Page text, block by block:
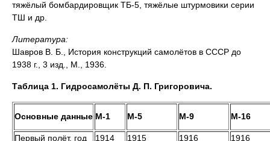
тяжёлый бомбардировщик ТБ-5, тяжёлые штурмовики серии
ТШ и др.
Литература:
Шавров В. Б., История конструкций самолётов в СССР до
1938 г., 3 изд., М., 1936.
Таблица 1. Гидросамолёты Д. П. Григоровича.
Основные данные М-1 М-5 М-9 М-16
Первый полёт, год 1914 1915 1916
1916